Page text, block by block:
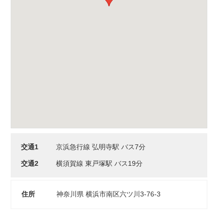
交通1 京浜急行線 弘明寺駅 バス7分
交通2 横須賀線 東戸塚駅 バス19分
住所 神奈川県 横浜市南区六ツ川3-76-3